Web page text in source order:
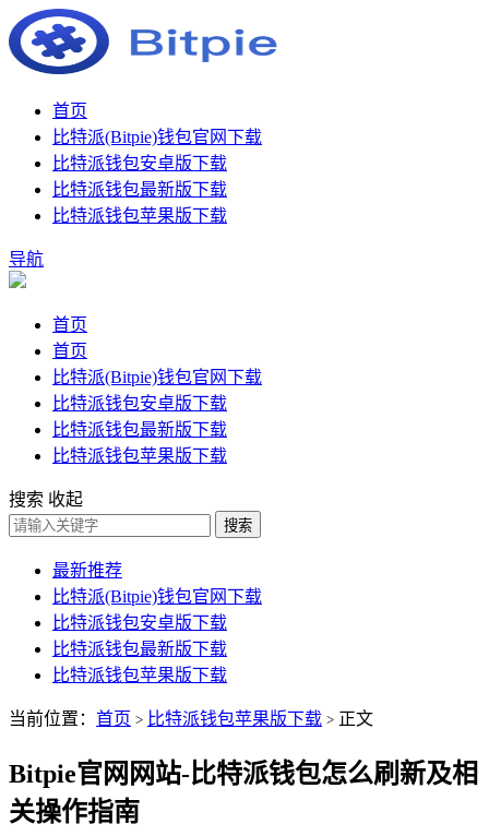
首页
比特派(Bitpie)钱包官网下载
比特派钱包安卓版下载
比特派钱包最新版下载
比特派钱包苹果版下载
导航
首页
首页
比特派(Bitpie)钱包官网下载
比特派钱包安卓版下载
比特派钱包最新版下载
比特派钱包苹果版下载
搜索 收起
搜索
最新推荐
比特派(Bitpie)钱包官网下载
比特派钱包安卓版下载
比特派钱包最新版下载
比特派钱包苹果版下载
当前位置： 首页 > 比特派钱包苹果版下载 > 正文
Bitpie官网网站-比特派钱包怎么刷新及相
关操作指南